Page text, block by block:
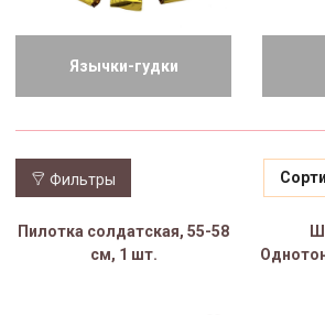
Язычки-гудки
Фильтры
Пилотка солдатская, 55-58
см, 1 шт.